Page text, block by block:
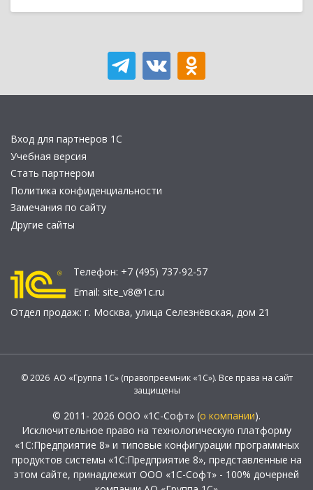
Вход для партнеров 1С
Учебная версия
Стать партнером
Политика конфиденциальности
Замечания по сайту
Другие сайты
Телефон: +7 (495) 737-92-57
Email: site_v8@1c.ru
Отдел продаж: г. Москва, улица Селезнёвская, дом 21
© 2026 АО «Группа 1С» (правопреемник «1С»). Все права на сайт
защищены
© 2011- 2026 ООО «1С-Софт» (о компании).
Исключительное право на технологическую платформу
«1С:Предприятие 8» и типовые конфигурации программных
продуктов системы «1С:Предприятие 8», представленные на
этом сайте, принадлежит ООО «1С-Софт» - 100% дочерней